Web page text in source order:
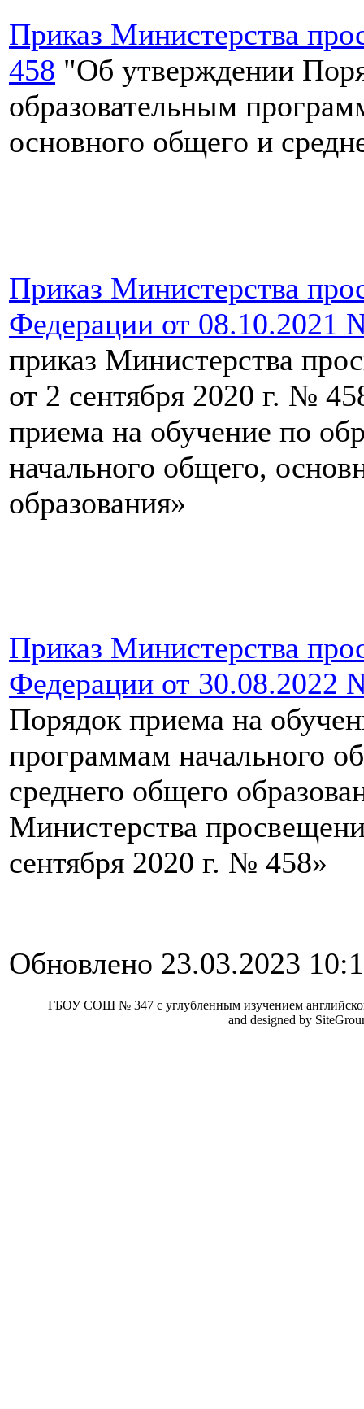
Приказ Министерства
458 "Об утверждении
образовательным
основного общего и
Приказ Министерства
Федерации от 08.10.2021
приказ Министерства
от 2 сентября 2020 г. №
приема на обучение по
начального общего,
образования»
Приказ Министерства
Федерации от 30.08.2022
Порядок приема на
программам начального
среднего общего
Министерства
сентября 2020 г. № 458»
Обновлено 23.03.2023
ГБОУ СОШ № 347 с углубленным изучением
and designed by